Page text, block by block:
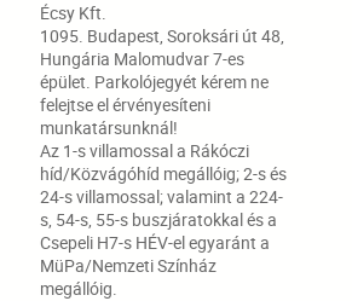
Écsy Kft.
1095. Budapest, Soroksári út 48,
Hungária Malomudvar 7-es
épület. Parkolójegyét kérem ne
felejtse el érvényesíteni
munkatársunknál!
Az 1-s villamossal a Rákóczi
híd/Közvágóhíd megállóig; 2-s és
24-s villamossal; valamint a 224-
s, 54-s, 55-s buszjáratokkal és a
Csepeli H7-s HÉV-el egyaránt a
MüPa/Nemzeti Színház
megállóig.